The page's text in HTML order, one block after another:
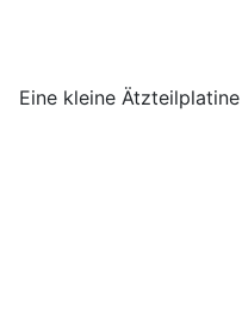
Eine kleine